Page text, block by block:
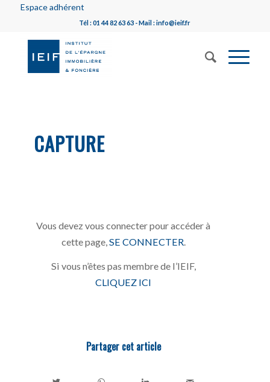
Espace adhérent
Tél : 01 44 82 63 63 - Mail : info@ieif.fr
CAPTURE
Vous devez vous connecter pour accéder à
cette page, SE CONNECTER
Si vous n’êtes pas membre de l’IEIF,
CLIQUEZ ICI
Partager cet article